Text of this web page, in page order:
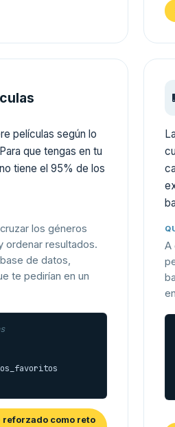
películas según lo
que tengas en tu
tiene el 95% de los
los géneros
resultados.
de datos,
te pedirían en un
reforzado como reto
A